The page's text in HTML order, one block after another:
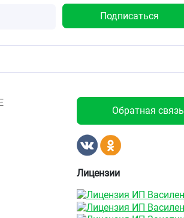
Обратная связь
Лицензии